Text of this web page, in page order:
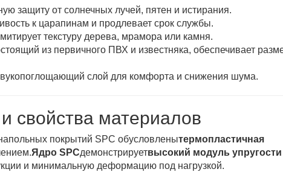
защиту от солнечных лучей, пятен и истирания.
к царапинам и продлевает срок службы.
текстуру дерева, мрамора или камня.
из первичного ПВХ и известняка, обеспечивает
слой для комфорта и снижения шума.
свойства материалов
покрытий SPC обусловленытермопластичная
Ядро SPCдемонстрируетвысокий модуль упругости
и минимальную деформацию под нагрузкой.